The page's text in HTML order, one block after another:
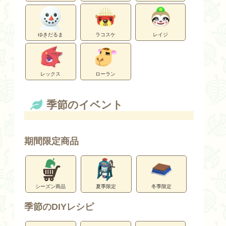
ゆきだるま ラコスケ レイジ
レックス ローラン
季節のイベント
期間限定商品
シーズン商品 夏季限定 冬季限定
季節のDIYレシピ